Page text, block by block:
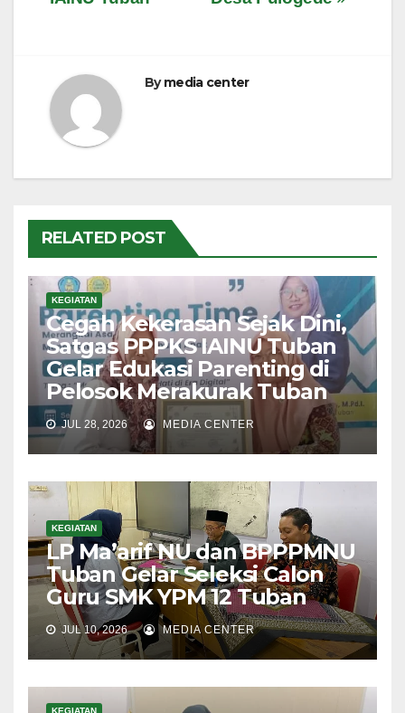
Bymedia center
RELATED POST
KEGIATAN
Cegah Kekerasan Sejak Dini,
Satgas PPPKS IAINU Tuban
Gelar Edukasi Parenting di
Pelosok Merakurak Tuban
JUL 28, 2026 MEDIA CENTER
KEGIATAN
LP Ma’arif NU dan BPPPMNU
Tuban Gelar Seleksi Calon
Guru SMK YPM 12 Tuban
JUL 10, 2026 MEDIA CENTER
KEGIATAN